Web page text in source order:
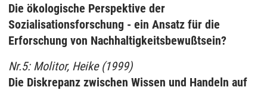
Die ökologische Perspektive der
Sozialisationsforschung - ein Ansatz für die
Erforschung von Nachhaltigkeitsbewußtsein?
Nr.5: Molitor, Heike (1999)
Die Diskrepanz zwischen Wissen und Handeln auf